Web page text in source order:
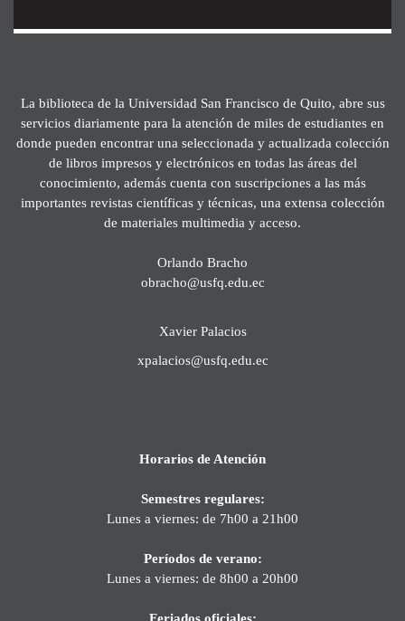
La biblioteca de la Universidad San Francisco de Quito, abre sus
servicios diariamente para la atención de miles de estudiantes en
donde pueden encontrar una seleccionada y actualizada colección
de libros impresos y electrónicos en todas las áreas del
conocimiento, además cuenta con suscripciones a las más
importantes revistas científicas y técnicas, una extensa colección
de materiales multimedia y acceso.
Orlando Bracho
obracho@usfq.edu.ec
Xavier Palacios
xpalacios@usfq.edu.ec
Horarios de Atención
Semestres regulares:
Lunes a viernes: de 7h00 a 21h00
Períodos de verano:
Lunes a viernes: de 8h00 a 20h00
Feriados oficiales: